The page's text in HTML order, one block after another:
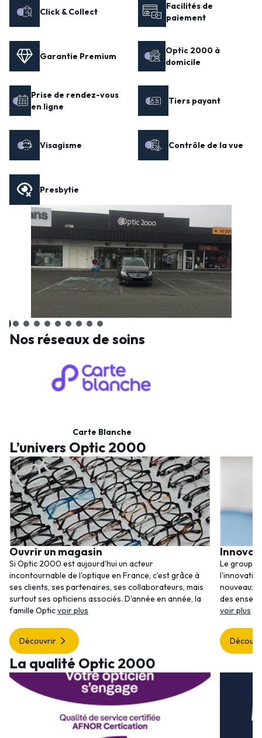
Click & Collect
Facilités de
paiement
Garantie Premium
Optic 2000 à
domicile
Prise de rendez-vous
en ligne
Tiers payant
Visagisme Contrôle de la vue
Presbytie
Nos réseaux de soins
Carte Blanche
L’univers Optic 2000
Ouvrir un magasin
Si Optic 2000 est aujourd'hui un acteur
incontournable de l'optique en France, c'est grâce à
ses clients, ses partenaires, ses collaborateurs, mais
surtout ses opticiens associés. D'année en année, la
famille Opticvoir plus
Découvrir
Le
nouveaux
des
voir plus
La qualité Optic 2000